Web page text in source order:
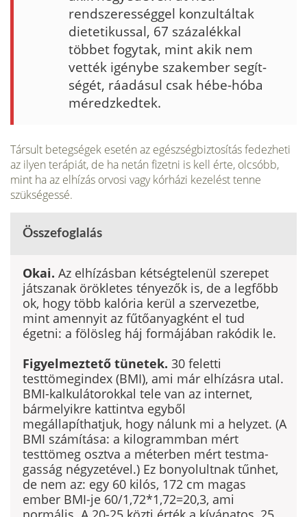
rendszerességgel konzultáltak
dietetikussal, 67 száza­lékkal
többet fogytak, mint akik nem
vették igénybe szakember segít­
ségét, ráadásul csak hébe-hóba
méredzkedtek.
Társult betegségek esetén az egészségbiztosítás fedezheti
az ilyen terápiát, de ha netán fizetni is kell érte, olcsóbb,
mint ha az elhízás orvosi vagy kórházi kezelést tenne
szükségessé.
Összefoglalás
Okai. Az elhízásban kétségtele­nül szerepet
játszanak örökletes tényezők is, de a legfőbb
ok, hogy több kalória kerül a szer­vezetbe,
mint amennyit az fűtő­anyagként el tud
égetni: a fölös­leg háj formájában rakódik le.
Figyelmeztető tünetek. 30 feletti
testtömegindex (BMI), ami már elhízásra utal.
BMI-kalkulátorokkal tele van az internet,
bármelyikre kattintva egyből
megállapíthatjuk, hogy nálunk mi a helyzet. (A
BMI számítása: a kilogrammban mért
testtömeg osztva a méterben mért testma­
gasság négyzetével.) Ez bonyo­lultnak tűnhet,
de nem az: egy 60 kilós, 172 cm magas
ember BMI-je 60/1,72*1,72=20,3, ami